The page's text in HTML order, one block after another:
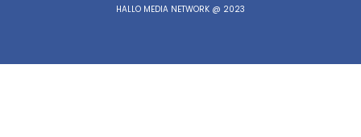
HALLO MEDIA NETWORK @ 2023